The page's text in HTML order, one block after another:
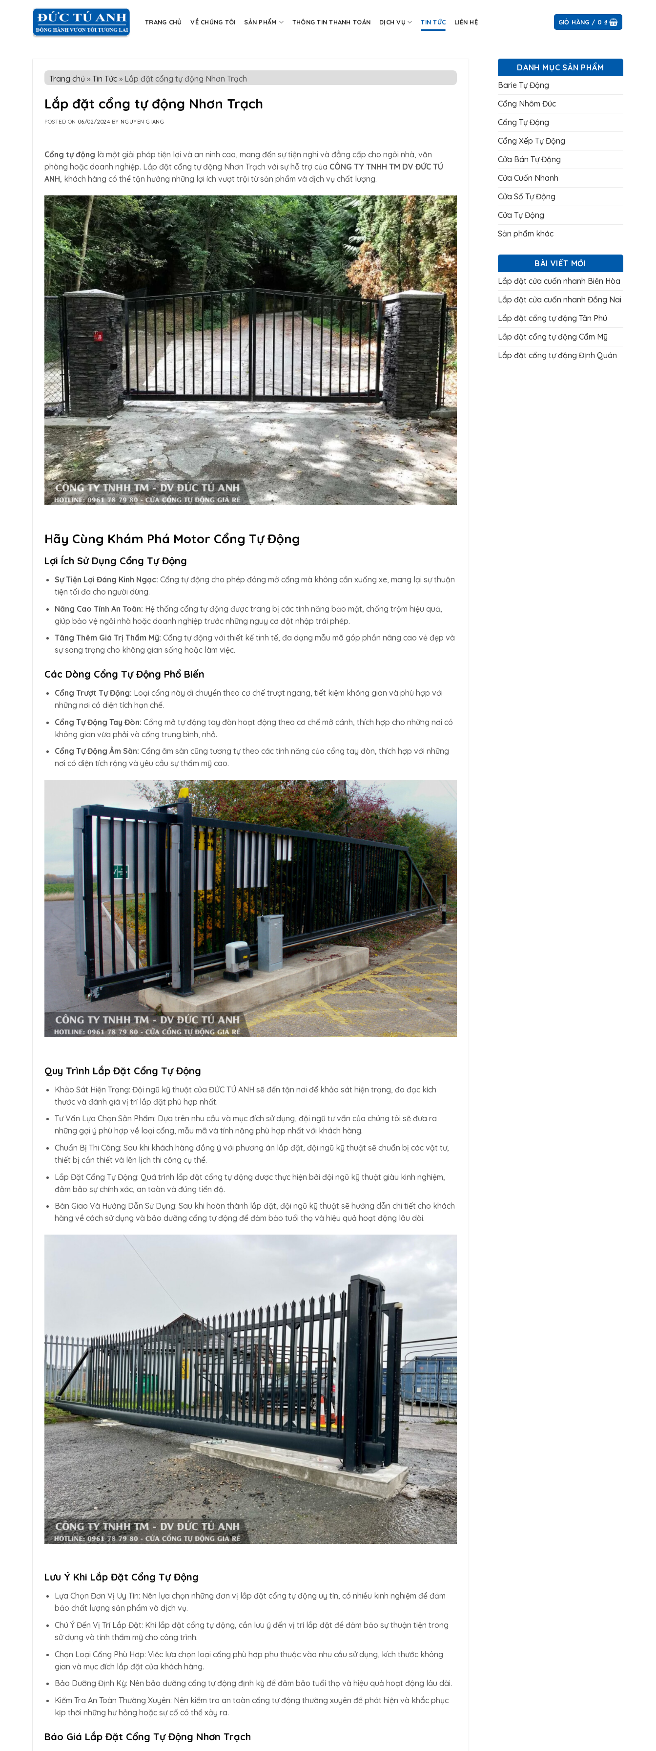
TRANG CHỦ VỀ CHÚNG TÔI SẢN PHẨM THÔNG TIN THANH TOÁN DỊCH VỤ TIN TỨC LIÊN HỆ GIỎ HÀNG / 0 ₫
Trang chủ » Tin Tức » Lắp đặt cổng tự động Nhơn Trạch
Lắp đặt cổng tự động Nhơn Trạch
POSTED ON 06/02/2024 BY NGUYEN GIANG
Cổng tự động là một giải pháp tiện lợi và an ninh cao, mang đến sự tiện nghi và đẳng cấp cho ngôi nhà, văn
phòng hoặc doanh nghiệp. Lắp đặt cổng tự động Nhơn Trạch với sự hỗ trợ của CÔNG TY TNHH TM DV ĐỨC TÚ
ANH, khách hàng có thể tận hưởng những lợi ích vượt trội từ sản phẩm và dịch vụ chất lượng.
Hãy Cùng Khám Phá Motor Cổng Tự Động
Lợi Ích Sử Dụng Cổng Tự Động
Sự Tiện Lợi Đáng Kinh Ngạc: Cổng tự động cho phép đóng mở cổng mà không cần xuống xe, mang lại sự thuận
tiện tối đa cho người dùng.
Nâng Cao Tính An Toàn: Hệ thống cổng tự động được trang bị các tính năng bảo mật, chống trộm hiệu quả,
giúp bảo vệ ngôi nhà hoặc doanh nghiệp trước những nguy cơ đột nhập trái phép.
Tăng Thêm Giá Trị Thẩm Mỹ: Cổng tự động với thiết kế tinh tế, đa dạng mẫu mã góp phần nâng cao vẻ đẹp và
sự sang trọng cho không gian sống hoặc làm việc.
Các Dòng Cổng Tự Động Phổ Biến
Cổng Trượt Tự Động: Loại cổng này di chuyển theo cơ chế trượt ngang, tiết kiệm không gian và phù hợp với
những nơi có diện tích hạn chế.
Cổng Tự Động Tay Đòn: Cổng mở tự động tay đòn hoạt động theo cơ chế mở cánh, thích hợp cho những nơi có
không gian vừa phải và cổng trung bình, nhỏ.
Cổng Tự Động Âm Sàn: Cổng âm sàn cũng tương tự theo các tính năng của cổng tay đòn, thích hợp với những
nơi có diện tích rộng và yêu cầu sự thẩm mỹ cao.
Quy Trình Lắp Đặt Cổng Tự Động
Khảo Sát Hiện Trạng: Đội ngũ kỹ thuật của ĐỨC TÚ ANH sẽ đến tận nơi để khảo sát hiện trạng, đo đạc kích
thước và đánh giá vị trí lắp đặt phù hợp nhất.
Tư Vấn Lựa Chọn Sản Phẩm: Dựa trên nhu cầu và mục đích sử dụng, đội ngũ tư vấn của chúng tôi sẽ đưa ra
những gợi ý phù hợp về loại cổng, mẫu mã và tính năng phù hợp nhất với khách hàng.
Chuẩn Bị Thi Công: Sau khi khách hàng đồng ý với phương án lắp đặt, đội ngũ kỹ thuật sẽ chuẩn bị các vật tư,
thiết bị cần thiết và lên lịch thi công cụ thể.
Lắp Đặt Cổng Tự Động: Quá trình lắp đặt cổng tự động được thực hiện bởi đội ngũ kỹ thuật giàu kinh nghiệm,
đảm bảo sự chính xác, an toàn và đúng tiến độ.
Bàn Giao Và Hướng Dẫn Sử Dụng: Sau khi hoàn thành lắp đặt, đội ngũ kỹ thuật sẽ hướng dẫn chi tiết cho khách
hàng về cách sử dụng và bảo dưỡng cổng tự động để đảm bảo tuổi thọ và hiệu quả hoạt động lâu dài.
Lưu Ý Khi Lắp Đặt Cổng Tự Động
Lựa Chọn Đơn Vị Uy Tín: Nên lựa chọn những đơn vị lắp đặt cổng tự động uy tín, có nhiều kinh nghiệm để đảm
bảo chất lượng sản phẩm và dịch vụ.
Chú Ý Đến Vị Trí Lắp Đặt: Khi lắp đặt cổng tự động, cần lưu ý đến vị trí lắp đặt để đảm bảo sự thuận tiện trong
sử dụng và tính thẩm mỹ cho công trình.
Chọn Loại Cổng Phù Hợp: Việc lựa chọn loại cổng phù hợp phụ thuộc vào nhu cầu sử dụng, kích thước không
gian và mục đích lắp đặt của khách hàng.
Bảo Dưỡng Định Kỳ: Nên bảo dưỡng cổng tự động định kỳ để đảm bảo tuổi thọ và hiệu quả hoạt động lâu dài.
Kiểm Tra An Toàn Thường Xuyên: Nên kiểm tra an toàn cổng tự động thường xuyên để phát hiện và khắc phục
kịp thời những hư hỏng hoặc sự cố có thể xảy ra.
Báo Giá Lắp Đặt Cổng Tự Động Nhơn Trạch
DANH MỤC SẢN PHẨM
Barie Tự Động
Cổng Nhôm Đúc
Cổng Tự Động
Cổng Xếp Tự Động
Cửa Bán Tự Động
Cửa Cuốn Nhanh
Cửa Sổ Tự Động
Cửa Tự Động
Sản phẩm khác
BÀI VIẾT MỚI
Lắp đặt cửa cuốn nhanh Biên Hòa
Lắp đặt cửa cuốn nhanh Đồng Nai
Lắp đặt cổng tự động Tân Phú
Lắp đặt cổng tự động Cẩm Mỹ
Lắp đặt cổng tự động Định Quán